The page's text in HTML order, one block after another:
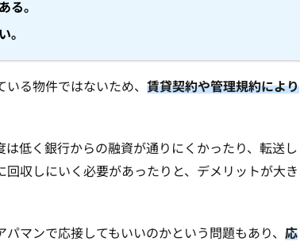
る。
。
る物件ではないため、 賃貸契約や管理規約により
低く銀行からの融資が通りにくかったり、転送し
収しにいく必要があったりと、デメリットが大き
マンで応接してもいいのかという問題もあり、 応